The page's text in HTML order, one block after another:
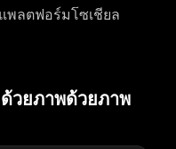
พลตฟอร์มโซเชียล
วยภาพด้วยภาพ